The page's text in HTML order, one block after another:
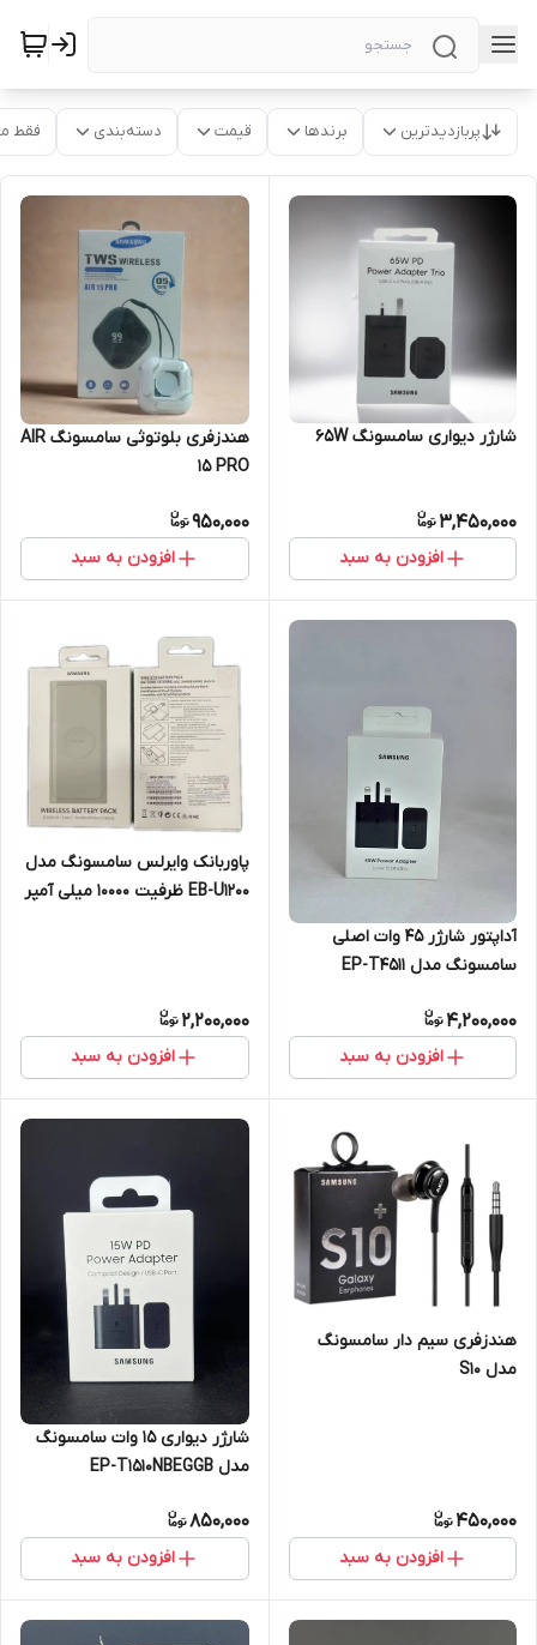
پربازدیدترین برندها قیمت دسته‌بندی فقط
شارژر دیواری سامسونگ 65W
3,450,000
افزودن به سبد
هندزفری بلوتوثی سامسونگ AIR
15 PRO
950,000
افزودن به سبد
آداپتور شارژر 45 وات اصلی
سامسونگ مدل EP-T4511
4,200,000
افزودن به سبد
پاوربانک وایرلس سامسونگ مدل
EB-U1200 ظرفیت 10000 میلی آمپر
2,200,000
افزودن به سبد
هندزفری سیم دار سامسونگ
مدل S10
450,000
افزودن به سبد
شارژر دیواری 15 وات سامسونگ
مدل EP-T1510NBEGGB
850,000
افزودن به سبد